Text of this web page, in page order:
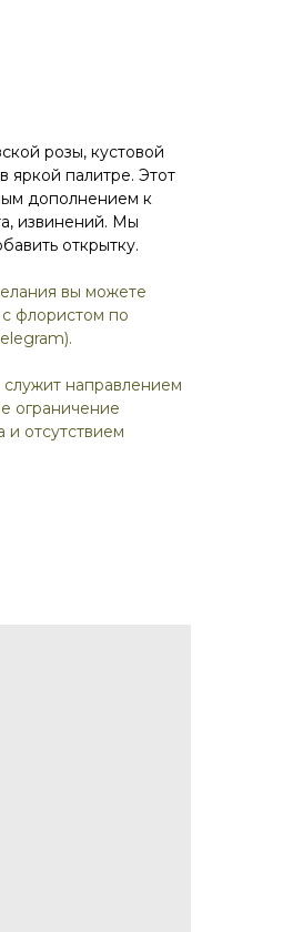
розы, кустовой
яркой палитре. Этот
дополнением к
извинений. Мы
открытку.
вы можете
флористом по
направлением
ограничение
и отсутствием